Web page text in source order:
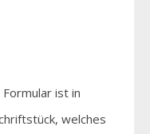
ist in
welches